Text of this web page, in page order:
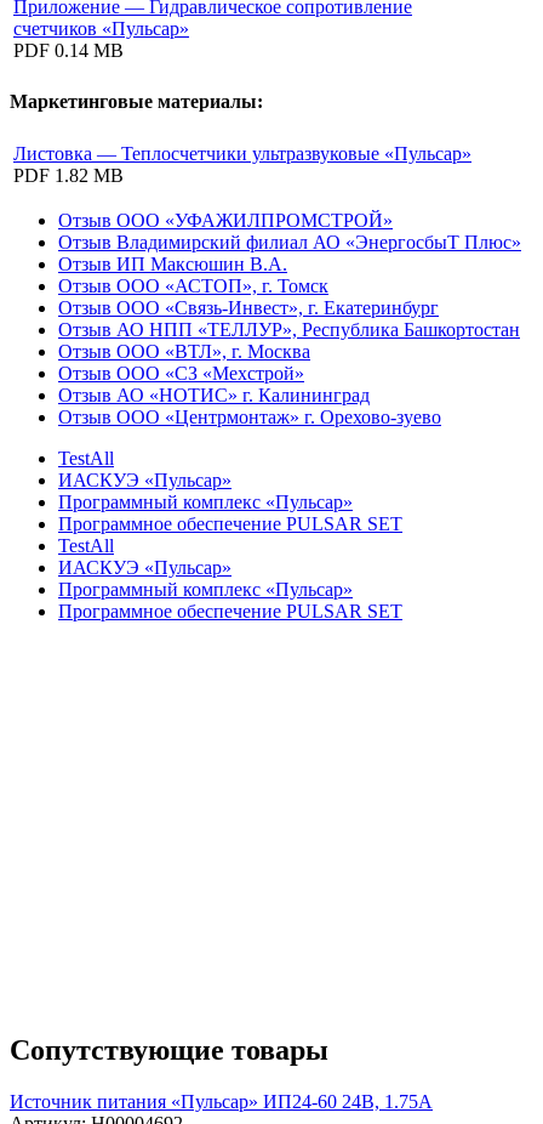
Приложение — Гидравлическое сопротивление
счетчиков «Пульсар»
PDF 0.14 MB
Маркетинговые материалы:
Листовка — Теплосчетчики ультразвуковые «Пульсар»
PDF 1.82 MB
Отзыв ООО «УФАЖИЛПРОМСТРОЙ»
Отзыв Владимирский филиал АО «ЭнергосбыТ Плюс»
Отзыв ИП Максюшин В.А.
Отзыв ООО «АСТОП», г. Томск
Отзыв ООО «Связь-Инвест», г. Екатеринбург
Отзыв АО НПП «ТЕЛЛУР», Республика Башкортостан
Отзыв ООО «ВТЛ», г. Москва
Отзыв ООО «СЗ «Мехстрой»
Отзыв АО «НОТИС» г. Калининград
Отзыв ООО «Центрмонтаж» г. Орехово-зуево
TestAll
ИАСКУЭ «Пульсар»
Программный комплекс «Пульсар»
Программное обеспечение PULSAR SET
TestAll
ИАСКУЭ «Пульсар»
Программный комплекс «Пульсар»
Программное обеспечение PULSAR SET
Сопутствующие товары
Источник питания «Пульсар» ИП24-60 24В, 1.75А